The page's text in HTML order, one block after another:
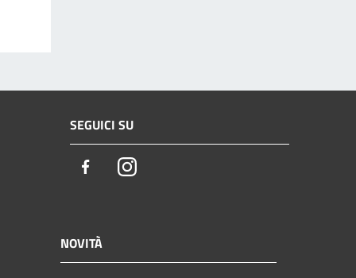
SEGUICI SU
FacebookInstagram
NOVITÀ